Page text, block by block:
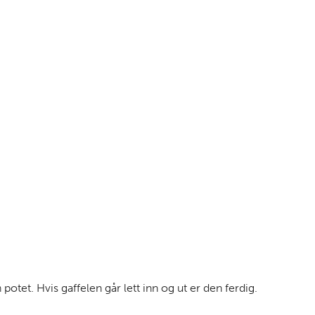
Hvis gaffelen går lett inn og ut er den ferdig.